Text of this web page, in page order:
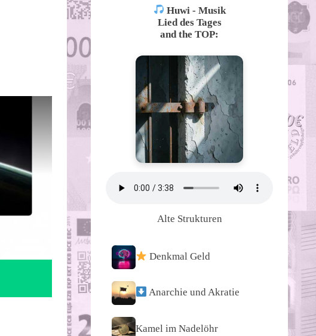
Huwi - Musik
Lied des Tages
and the TOP:
Alte Strukturen
Denkmal Geld
Anarchie und Akratie
Kamel im Nadelöhr